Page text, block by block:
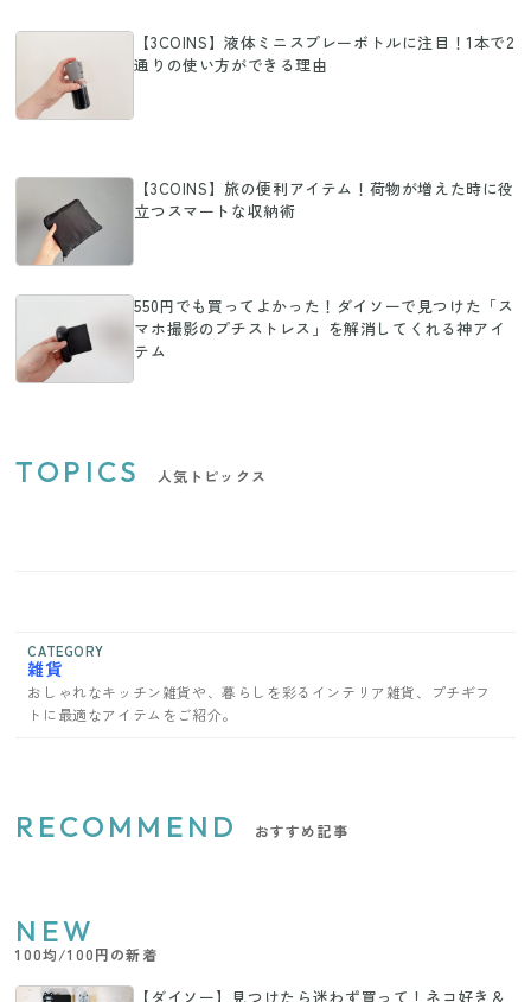
【3COINS】液体ミニスプレーボトルに注目！1本で2
通りの使い方ができる理由
【3COINS】旅の便利アイテム！荷物が増えた時に役
立つスマートな収納術
550円でも買ってよかった！ダイソーで見つけた「ス
マホ撮影のプチストレス」を解消してくれる神アイ
テム
TOPICS 人気トピックス
CATEGORY
雑貨
おしゃれなキッチン雑貨や、暮らしを彩るインテリア雑貨、プチギフ
トに最適なアイテムをご紹介。
RECOMMEND おすすめ記事
NEW
100均/100円の新着
【ダイソー】見つけたら迷わず買って！ネコ好き＆